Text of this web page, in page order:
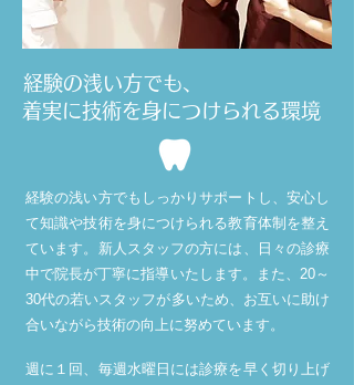
着実に技術を身につけられる環境
経験の浅い方でも、
経験の浅い方でもしっかりサポートし、安心し
て知識や技術を身につけられる教育体制を整え
ています。 新人スタッフの方には、日々の診療
中で院長が丁寧に指導いたします。また、20～
30代の若いスタッフが多いため、お互いに助け
合いながら技術の向上に努めています。
週に１回、毎週水曜日には診療を早く切り上げ